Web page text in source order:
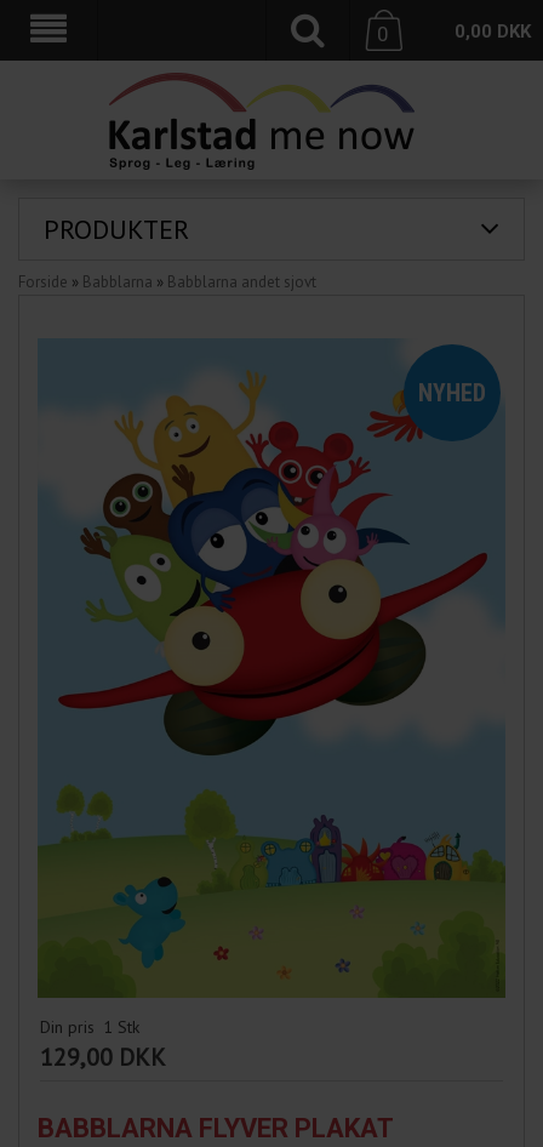
0,00 DKK
0
PRODUKTER
Forside » Babblarna » Babblarna andet sjovt
Din pris 1 Stk
129,00 DKK
BABBLARNA FLYVER PLAKAT